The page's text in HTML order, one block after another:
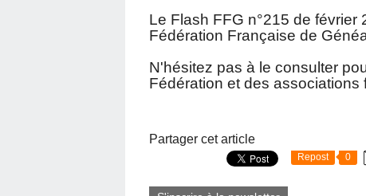
Le Flash FFG n°215 de février
Fédération Française de
N'hésitez pas à le consulter
Fédération et des associations
Partager cet article
Repost 0